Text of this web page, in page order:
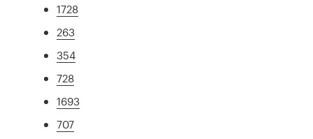
1728
263
354
728
1693
707